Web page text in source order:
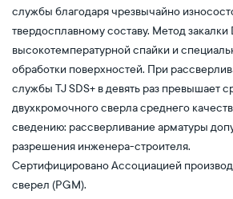
службы благодаря чрезвычайно
твердосплавному составу. Метод
высокотемпературной спайки и
обработки поверхностей. При
службы TJ SDS+ в девять раз превышает
двухкромочного сверла среднего
сведению: рассверливание арматуры
разрешения инженера-строителя.
Сертифицировано Ассоциацией
сверел (PGM).